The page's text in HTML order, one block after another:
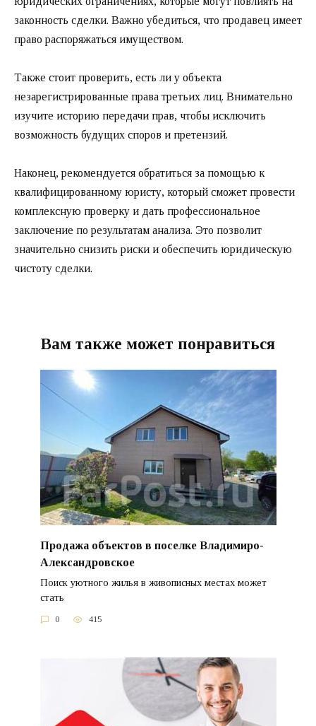
законность сделки. Важно убедиться, что продавец имеет
право распоряжаться имуществом.
Также стоит проверить, есть ли у объекта
незарегистрированные права третьих лиц. Внимательно
изучите историю передачи прав, чтобы исключить
возможность будущих споров и претензий.
Наконец, рекомендуется обратиться за помощью к
квалифицированному юристу, который сможет провести
комплексную проверку и дать профессиональное
заключение по результатам анализа. Это позволит
значительно снизить риски и обеспечить юридическую
чистоту сделки.
Вам также может понравиться
Продажа объектов в поселке Владимиро-
Александровское
Поиск уютного жилья в живописных местах может
стать
0 415